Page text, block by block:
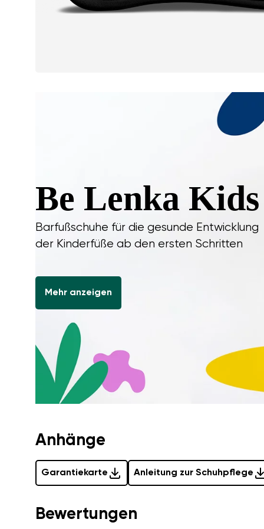
Be Lenka Kids
Barfußschuhe für die gesunde Entwicklung
der Kinderfüße ab den ersten Schritten
Mehr anzeigen
Anhänge
Garantiekarte Anleitung zur Schuhpflege
Bewertungen